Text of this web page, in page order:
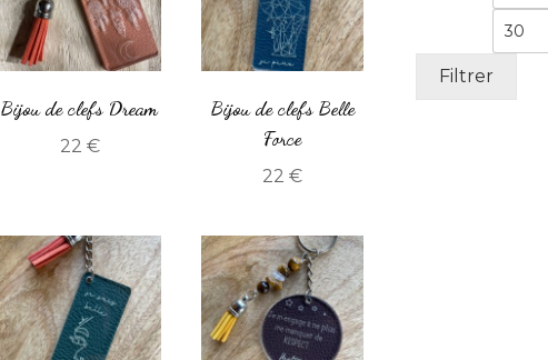
Bijou de clefs Dream
22 €
Bijou de clefs Belle
Force
22€
min
Filtrer